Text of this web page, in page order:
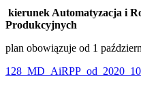
kierunek Automatyzacja i
Produkcyjnych
plan obowiązuje od 1